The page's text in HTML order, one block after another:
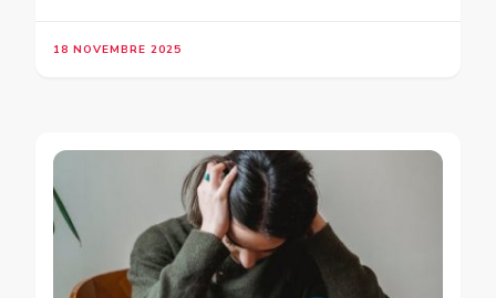
18 NOVEMBRE 2025